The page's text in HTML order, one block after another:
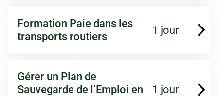
Formation Paie dans les
transports routiers
1 jour
Gérer un Plan de
Sauvegarde de l’Emploi en
1 jour